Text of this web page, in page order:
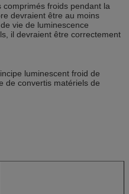
froids pendant la
devraient être au moins
vie de luminescence
il devraient être correctement
luminescent froid de
de convertis matériels de